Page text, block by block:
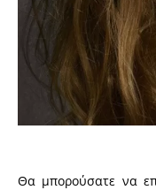
Θα μπορούσατε να